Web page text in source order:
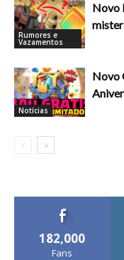
Rumores e
Vazamentos
Novo
Notícias
Novo
182,000
Fans